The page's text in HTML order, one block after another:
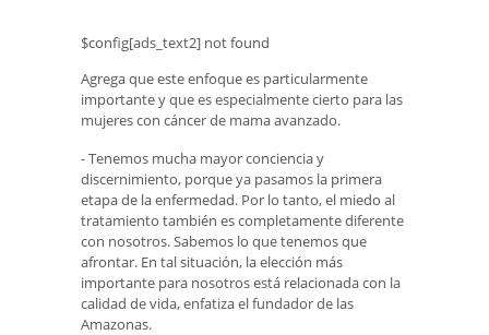
$config[ads_text2] not found
Agrega que este enfoque es particularmente
importante y que es especialmente cierto para las
mujeres con cáncer de mama avanzado.
- Tenemos mucha mayor conciencia y
discernimiento, porque ya pasamos la primera
etapa de la enfermedad. Por lo tanto, el miedo al
tratamiento también es completamente diferente
con nosotros. Sabemos lo que tenemos que
afrontar. En tal situación, la elección más
importante para nosotros está relacionada con la
calidad de vida, enfatiza el fundador de las
Amazonas.